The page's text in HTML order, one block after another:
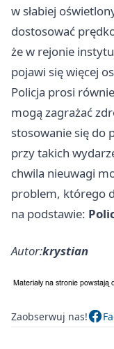
w słabiej
dostosować
że w rejonie
pojawi się więcej
Policja prosi
mogą zagrażać
stosowanie się do
przy takich
chwila nieuwagi
problem, którego
na podstawie:
Autor:krystian
Zaobserwuj nas!